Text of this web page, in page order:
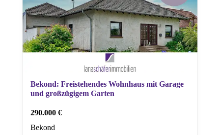
Bekond: Freistehendes Wohnhaus mit Garage
und großzügigem Garten
290.000 €
Bekond